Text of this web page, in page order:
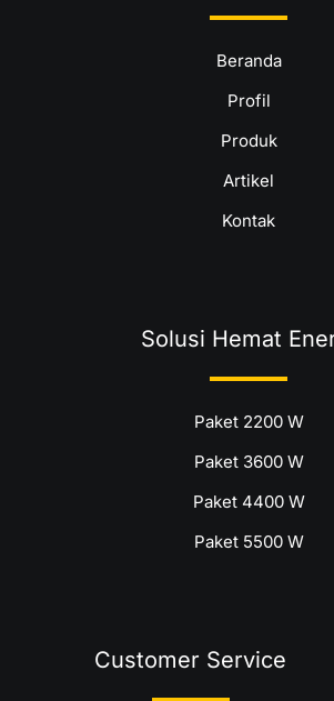
Beranda
Profil
Produk
Artikel
Kontak
Solusi Hemat
Paket 2200 W
Paket 3600 W
Paket 4400 W
Paket 5500 W
Customer Service